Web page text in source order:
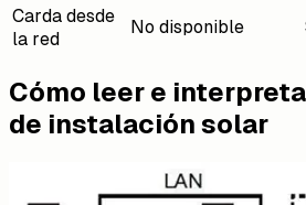
Carda desde
la red
No disponible
Cómo leer e
de instalación solar